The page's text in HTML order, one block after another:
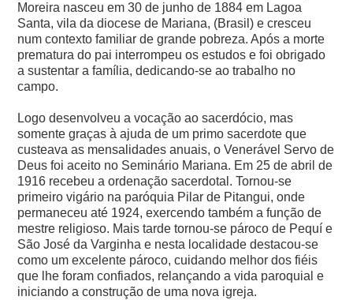
Moreira nasceu em 30 de junho de 1884 em Lagoa
Santa, vila da diocese de Mariana, (Brasil) e cresceu
num contexto familiar de grande pobreza. Após a morte
prematura do pai interrompeu os estudos e foi obrigado
a sustentar a família, dedicando-se ao trabalho no
campo.
Logo desenvolveu a vocação ao sacerdócio, mas
somente graças à ajuda de um primo sacerdote que
custeava as mensalidades anuais, o Venerável Servo de
Deus foi aceito no Seminário Mariana. Em 25 de abril de
1916 recebeu a ordenação sacerdotal. Tornou-se
primeiro vigário na paróquia Pilar de Pitangui, onde
permaneceu até 1924, exercendo também a função de
mestre religioso. Mais tarde tornou-se pároco de Pequí e
São José da Varginha e nesta localidade destacou-se
como um excelente pároco, cuidando melhor dos fiéis
que lhe foram confiados, relançando a vida paroquial e
iniciando a construção de uma nova igreja.